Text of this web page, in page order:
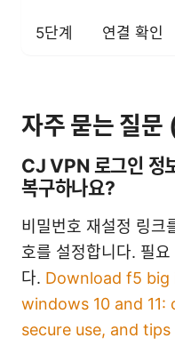
5단계 연결 확인
자주 묻는 질문
CJ VPN 로그인 정
복구하나요?
비밀번호 재설정 링크
호를 설정합니다. 필
다. Download f5
windows 10 and
secure use, and tips